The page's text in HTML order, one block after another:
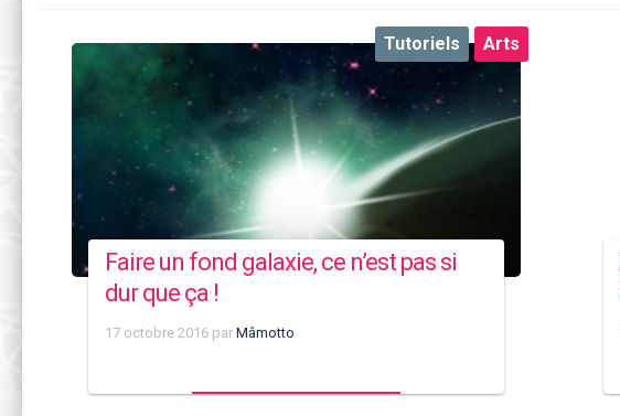
Arts
Tutoriels
Faire un fond galaxie, ce n’est pas si
dur que ça !
17 octobre 2016 par Mâmotto